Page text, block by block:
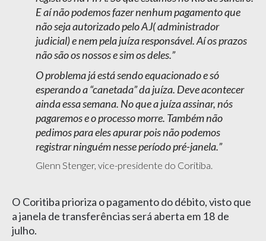
E aí não podemos fazer nenhum pagamento que
não seja autorizado pelo AJ( administrador
judicial) e nem pela juíza responsável. Aí os prazos
não são os nossos e sim os deles.
O problema já está sendo equacionado e só
esperando a “canetada” da juíza. Deve acontecer
ainda essa semana. No que a juíza assinar, nós
pagaremos e o processo morre. Também não
pedimos para eles apurar pois não podemos
registrar ninguém nesse período pré-janela.
Glenn Stenger, vice-presidente do Coritiba.
O Coritiba prioriza o pagamento do débito, visto que
a janela de transferências será aberta em 18 de
julho.